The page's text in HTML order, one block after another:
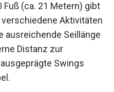
Fuß (ca. 21 Metern) gibt
Aktivitäten
ausreichende Seillänge
Distanz zur
Swings